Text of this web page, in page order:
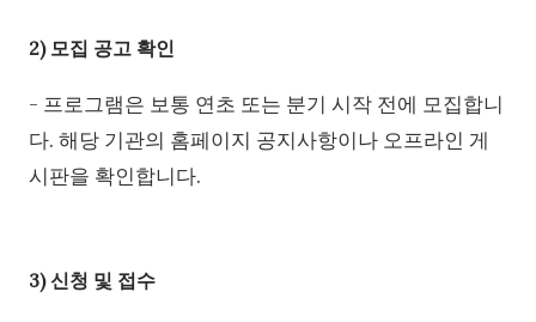
2) 모집 공고 확인
- 프로그램은 보통 연초 또는 분기 시작 전에 모집합니
다. 해당 기관의 홈페이지 공지사항이나 오프라인 게
시판을 확인합니다.
3) 신청 및 접수